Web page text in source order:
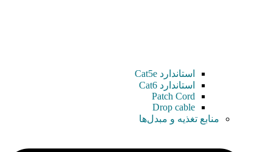
استاندارد Cat5e
استاندارد Cat6
Patch Cord
Drop cable
منابع تغذیه و مبدل‌ها